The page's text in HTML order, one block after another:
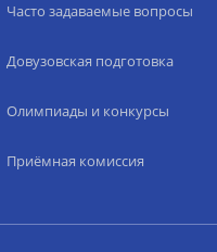
Часто задаваемые вопросы
Довузовская подготовка
Олимпиады и конкурсы
Приёмная комиссия